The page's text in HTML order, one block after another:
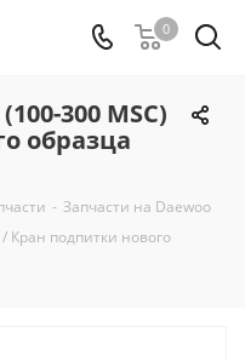
0
300 MSC)
образца
- Запчасти на Daewoo
/ Кран подпитки нового